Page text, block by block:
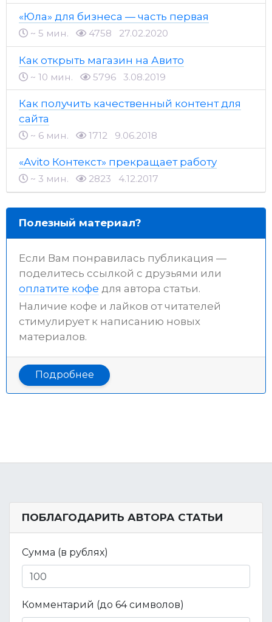
«Юла» для бизнеса — часть первая
~ 5 мин. 4758 27.02.2020
Как открыть магазин на Авито
~ 10 мин. 5796 3.08.2019
Как получить качественный контент для
сайта
~ 6 мин. 1712 9.06.2018
«Avito Контекст» прекращает работу
~ 3 мин. 2823 4.12.2017
Полезный материал?
Если Вам понравилась публикация —
поделитесь ссылкой с друзьями или
оплатите кофе для автора статьи.
Наличие кофе и лайков от читателей
стимулирует к написанию новых
материалов.
Подробнее
ПОБЛАГОДАРИТЬ АВТОРА СТАТЬИ
Сумма (в рублях)
Комментарий (до 64 символов)